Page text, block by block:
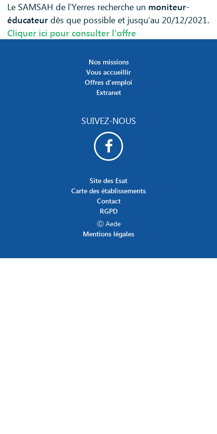
Le SAMSAH de l’Yerres recherche un moniteur-
éducateur dès que possible et jusqu’au 20/12/2021.
Cliquer ici pour consulter l’offre
Nos missions
Vous accueillir
Offres d’emploi
Extranet
SUIVEZ-NOUS
Site des Esat
Carte des établissements
Contact
RGPD
Ⓒ Aede
Mentions légales